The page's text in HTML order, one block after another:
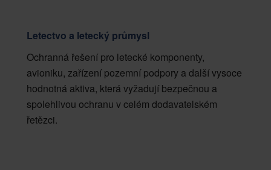
Letectvo a letecký průmysl
Ochranná řešení pro letecké komponenty,
avioniku, zařízení pozemní podpory a další vysoce
hodnotná aktiva, která vyžadují bezpečnou a
spolehlivou ochranu v celém dodavatelském
řetězci.